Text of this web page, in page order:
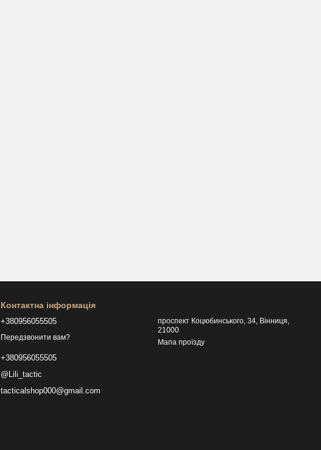
Контактна інформація
+380956055505
Передзвонити вам?
+380956055505
@Lili_tactic
tacticalshop000@gmail.com
проспект Коцюбинського, 34, Вінниця,
21000
Мапа проїзду